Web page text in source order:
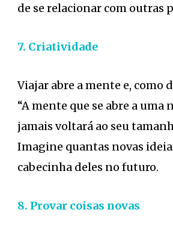
de se relacionar com outras
7. Criatividade
Viajar abre a mente e, como
“A mente que se abre a uma
jamais voltará ao seu
Imagine quantas novas
cabecinha deles no futuro.
8. Provar coisas novas